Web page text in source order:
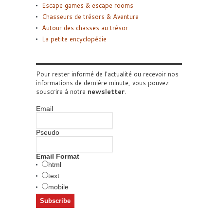
Escape games & escape rooms
Chasseurs de trésors & Aventure
Autour des chasses au trésor
La petite encyclopédie
Pour rester informé de l'actualité ou recevoir nos
informations de dernière minute, vous pouvez
souscrire à notre newsletter.
Email
Pseudo
Email Format
html
text
mobile